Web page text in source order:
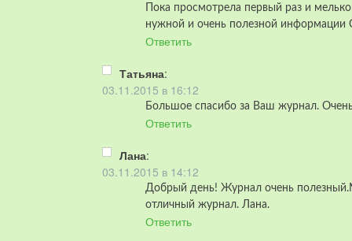
Пока просмотрела первый раз и
нужной и очень полезной информации
Ответить
Татьяна:
03.11.2015 в 16:12
Большое спасибо за Ваш журнал.
Ответить
Лана:
03.11.2015 в 14:12
Добрый день! Журнал очень
отличный журнал. Лана.
Ответить